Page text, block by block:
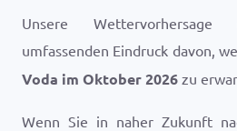
Unsere
umfassenden Eindruck davon,
Voda im Oktober 2026 zu
Wenn Sie in naher Zukunft